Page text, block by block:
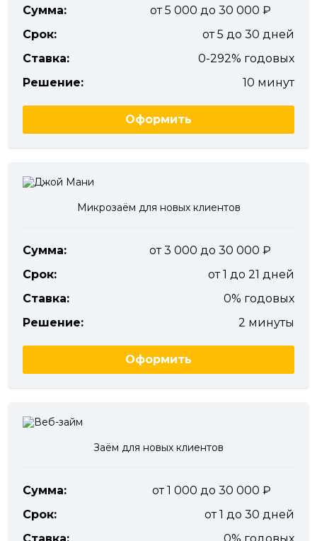
Сумма:
от 5 000 до 30 000
Срок:
от 5 до 30 дней
Ставка:
0-292% годовых
Решение:
10 минут
Оформить
Микрозаём для новых клиентов
Сумма:
от 3 000 до 30 000
Срок:
от 1 до 21 дней
Ставка:
0% годовых
Решение:
2 минуты
Оформить
Заём для новых клиентов
Сумма:
от 1 000 до 30 000
Срок:
от 1 до 30 дней